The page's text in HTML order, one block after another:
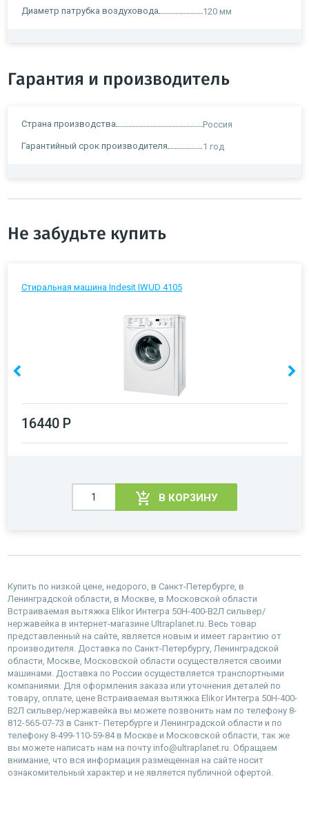
Диаметр патрубка воздуховода 120 мм
Гарантия и производитель
Страна производства Россия
Гарантийный срок производителя 1 год
Не забудьте купить
Стиральная машина Indesit IWUD 4105
16440 Р
В КОРЗИНУ
Купить по низкой цене, недорого, в Санкт-Петербурге, в
Ленинградской области, в Москве, в Московской области
Встраиваемая вытяжка Elikor Интегра 50Н-400-В2Л сильвер/
нержавейка в интернет-магазине Ultraplanet.ru. Весь товар
представленный на сайте, является новым и имеет гарантию от
производителя. Доставка по Санкт-Петербургу, Ленинградской
области, Москве, Московской области осуществляется своими
машинами. Доставка по России осуществляется транспортными
компаниями. Для оформления заказа или уточнения деталей по
товару, оплате, цене Встраиваемая вытяжка Elikor Интегра 50Н-400-
В2Л сильвер/нержавейка вы можете позвонить нам по телефону 8-
812-565-07-73 в Санкт- Петербурге и Ленинградской области и по
телефону 8-499-110-59-84 в Москве и Московской области, так же
вы можете написать нам на почту info@ultraplanet.ru. Обращаем
внимание, что вся информация размещенная на сайте носит
ознакомительный характер и не является публичной офертой.